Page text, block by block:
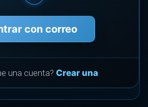
con correo
una cuenta? Crear una